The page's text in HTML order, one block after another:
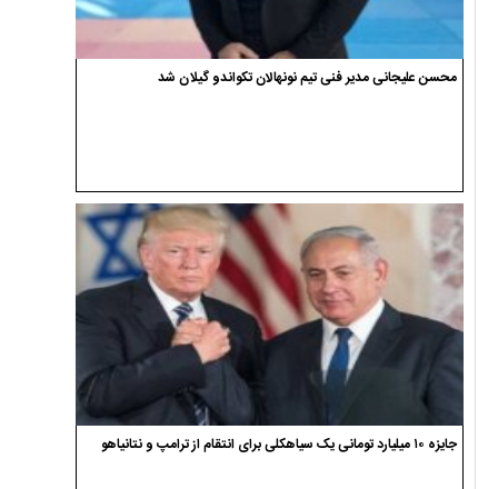
محسن علیجانی مدیر فنی تیم نونهالان تکواندو گیلان شد
جایزه ۱۰ میلیارد تومانی یک سیاهکلی برای انتقام از ترامپ و نتانیاهو